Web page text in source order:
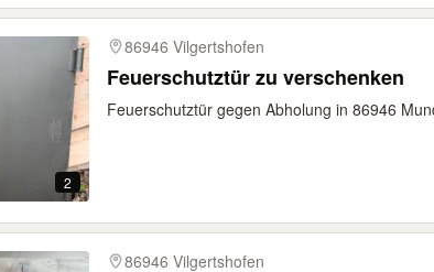
2
86946 Vilgertshofen
Feuerschutztür zu verschenken
Feuerschutztür gegen Abholung in 86946
86946 Vilgertshofen